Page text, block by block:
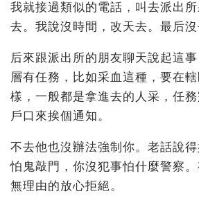
我就接過類似的電話，叫去派出
去。我說沒時間，改天去。最后沒
后來跟派出所的朋友聊天說起這
層有任務，比如采血這種，要在
樣，一般都是拿進去的人采，任
戶口來挨個通知。
不去他也沒辦法強制你。老話說
怕鬼敲門，你沒犯事怕什麼警察。
無理由的放心拒絕。